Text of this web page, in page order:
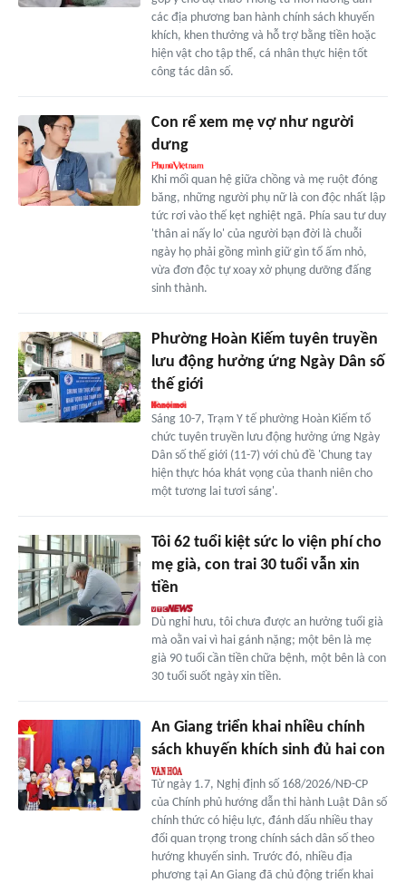
các địa phương ban hành chính sách khuyến
khích, khen thưởng và hỗ trợ bằng tiền hoặc
hiện vật cho tập thể, cá nhân thực hiện tốt
công tác dân số.
Con rể xem mẹ vợ như người
dưng
Khi mối quan hệ giữa chồng và mẹ ruột đóng
băng, những người phụ nữ là con độc nhất lập
tức rơi vào thế kẹt nghiệt ngã. Phía sau tư duy
'thân ai nấy lo' của người bạn đời là chuỗi
ngày họ phải gồng mình giữ gìn tổ ấm nhỏ,
vừa đơn độc tự xoay xở phụng dưỡng đấng
sinh thành.
Phường Hoàn Kiếm tuyên truyền
lưu động hưởng ứng Ngày Dân số
thế giới
Sáng 10-7, Trạm Y tế phường Hoàn Kiếm tổ
chức tuyên truyền lưu động hưởng ứng Ngày
Dân số thế giới (11-7) với chủ đề 'Chung tay
hiện thực hóa khát vọng của thanh niên cho
một tương lai tươi sáng'.
Tôi 62 tuổi kiệt sức lo viện phí cho
mẹ già, con trai 30 tuổi vẫn xin
tiền
Dù nghỉ hưu, tôi chưa được an hưởng tuổi già
mà oằn vai vì hai gánh nặng; một bên là mẹ
già 90 tuổi cần tiền chữa bệnh, một bên là con
30 tuổi suốt ngày xin tiền.
An Giang triển khai nhiều chính
sách khuyến khích sinh đủ hai con
Từ ngày 1.7, Nghị định số 168/2026/NĐ-CP
của Chính phủ hướng dẫn thi hành Luật Dân số
chính thức có hiệu lực, đánh dấu nhiều thay
đổi quan trọng trong chính sách dân số theo
hướng khuyến sinh. Trước đó, nhiều địa
phương tại An Giang đã chủ động triển khai